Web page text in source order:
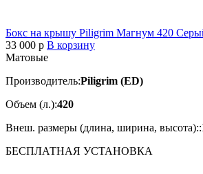
Бокс на крышу Piligrim Магнум 420
33 000 p В корзину
Матовые
Производитель:Piligrim (ED)
Объем (л.):420
Внеш. размеры (длина, ширина, высота)::
БЕСПЛАТНАЯ УСТАНОВКА